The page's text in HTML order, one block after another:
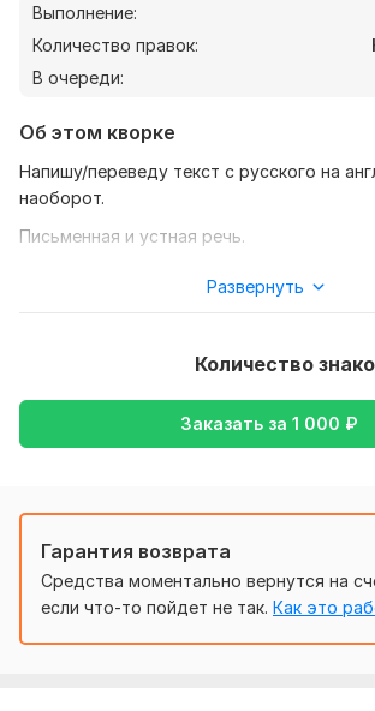
Выполнение:
Количество правок:
В очереди:
Об этом кворке
Напишу/переведу текст с русского на
наоборот.
Письменная и устная речь.
Соответствие качества и цены
Нужно для заказа:
Для выполнения заказа нужно отправить
Тематика:
и развлечения,
Спорт,
Язык перевода:
с Русского на Английский
Развернуть
Количество
Заказать за 1 000 ₽
Гарантия возврата
Средства моментально вернутся на
если что-то пойдет не так. Как это